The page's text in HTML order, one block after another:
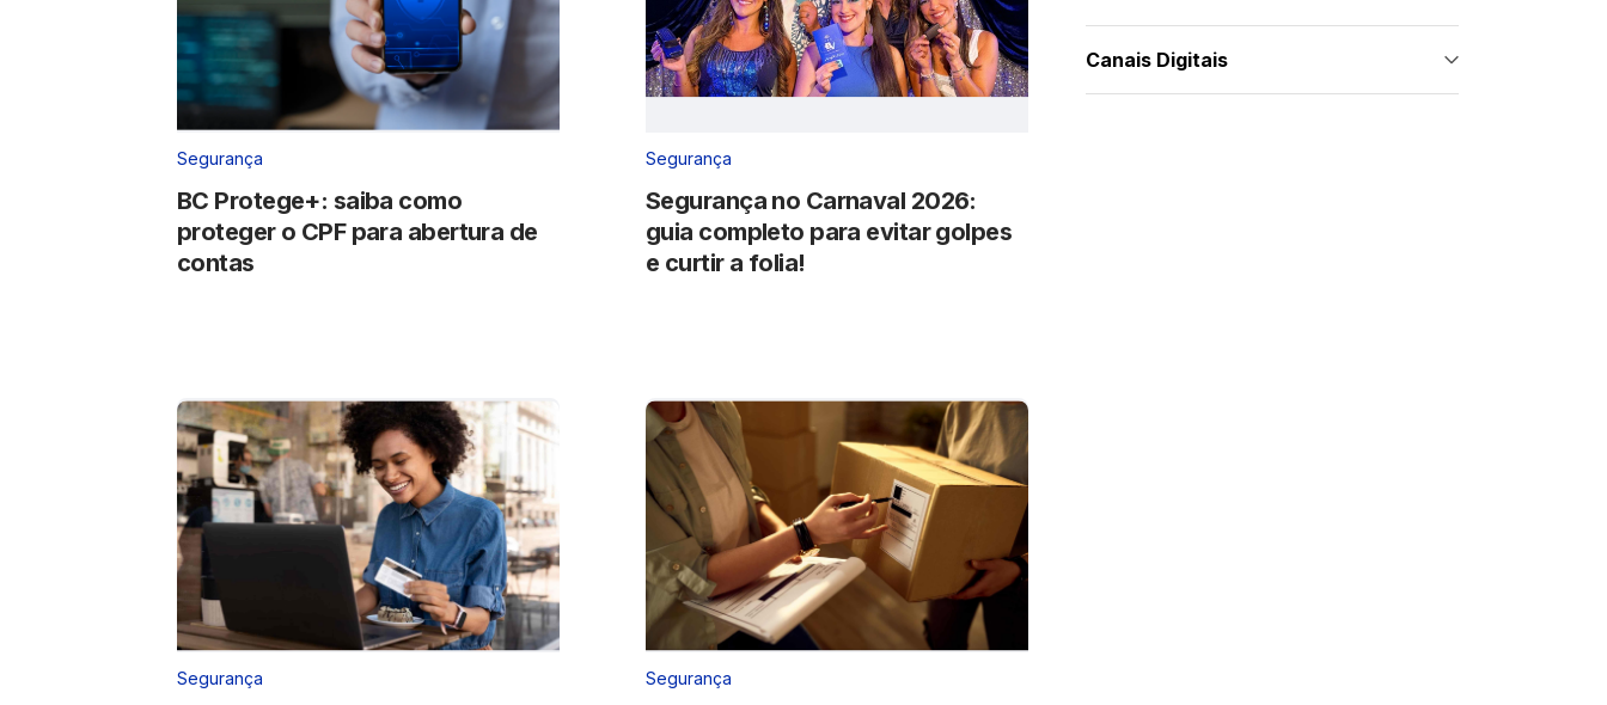
Segurança
BC Protege+: saiba como
proteger o CPF para abertura de
contas
Segurança
Segurança no Carnaval 2026:
guia completo para evitar golpes
e curtir a folia!
Segurança Segurança
Canais Digitais